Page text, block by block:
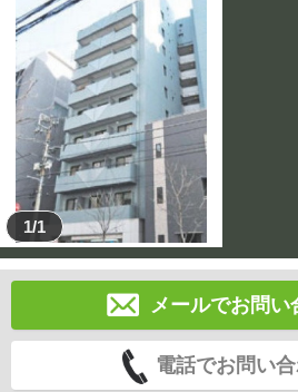
1/1
メールでお問い
電話でお問い